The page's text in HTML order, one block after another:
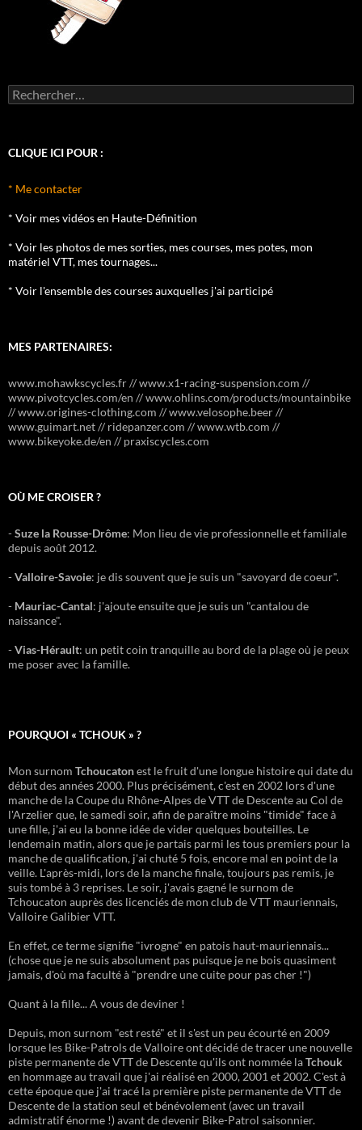
Rechercher :
CLIQUE ICI POUR :
* Me contacter
* Voir mes vidéos en Haute-Définition
* Voir les photos de mes sorties, mes courses, mes potes, mon
matériel VTT, mes tournages...
* Voir l'ensemble des courses auxquelles j'ai participé
MES PARTENAIRES:
www.mohawkscycles.fr // www.x1-racing-suspension.com //
www.pivotcycles.com/en // www.ohlins.com/products/mountainbike
// www.origines-clothing.com // www.velosophe.beer //
www.guimart.net // ridepanzer.com // www.wtb.com //
www.bikeyoke.de/en // praxiscycles.com
OÙ ME CROISER ?
-Suze la Rousse-Drôme: Mon lieu de vie professionnelle et familiale
depuis août 2012.
-Valloire-Savoie: je dis souvent que je suis un "savoyard de coeur".
- Mauriac-Cantal: j'ajoute ensuite que je suis un "cantalou de
naissance".
-Vias-Hérault: un petit coin tranquille au bord de la plage où je peux
me poser avec la famille.
POURQUOI « TCHOUK » ?
Mon surnom Tchoucatonest le fruit d'une longue histoire qui date du
début des années 2000. Plus précisément, c'est en 2002 lors d'une
manche de la Coupe du Rhône-Alpes de VTT de Descente au Col de
l'Arzelier que, le samedi soir, afin de paraître moins "timide" face à
une fille, j'ai eu la bonne idée de vider quelques bouteilles. Le
lendemain matin, alors que je partais parmi les tous premiers pour la
manche de qualification, j'ai chuté 5 fois, encore mal en point de la
veille. L'après-midi, lors de la manche finale, toujours pas remis, je
suis tombé à 3 reprises. Le soir, j'avais gagné le surnom de
Tchoucaton auprès des licenciés de mon club de VTT mauriennais,
Valloire Galibier VTT.
En effet, ce terme signifie "ivrogne" en patois haut-mauriennais...
(chose que je ne suis absolument pas puisque je ne bois quasiment
jamais, d'où ma faculté à "prendre une cuite pour pas cher !")
Quant à la fille... A vous de deviner !
Depuis, mon surnom "est resté" et il s'est un peu écourté en 2009
lorsque les Bike-Patrols de Valloire ont décidé de tracer une nouvelle
piste permanente de VTT de Descente qu'ils ont nommée laTchouk
en hommage au travail que j'ai réalisé en 2000, 2001 et 2002. C'est à
cette époque que j'ai tracé la première piste permanente de VTT de
Descente de la station seul et bénévolement (avec un travail
admistratif énorme !) avant de devenir Bike-Patrol saisonnier.